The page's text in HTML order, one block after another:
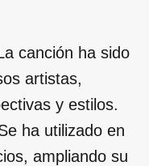
canción ha sido
artistas,
y estilos.
ha utilizado en
ampliando su